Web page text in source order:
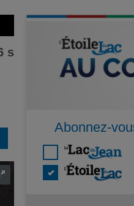
s
Abonnez-